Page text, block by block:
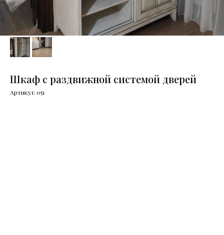
Шкаф с раздвижной системой дверей
Артикул: 051